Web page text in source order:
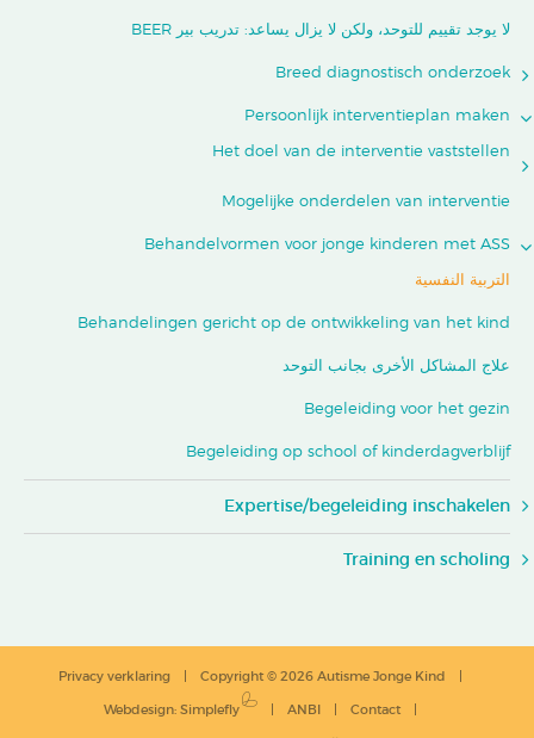
لا يوجد تقييم للتوحد، ولكن لا يزال يساعد: تدريب بير BEER
Breed diagnostisch onderzoek
Persoonlijk interventieplan maken
Het doel van de interventie vaststellen
Mogelijke onderdelen van interventie
Behandelvormen voor jonge kinderen met ASS
التربية النفسية
Behandelingen gericht op de ontwikkeling van het kind
علاج المشاكل الأخرى بجانب التوحد
Begeleiding voor het gezin
Begeleiding op school of kinderdagverblijf
Expertise/begeleiding inschakelen
Training en scholing
Copyright © 2026 Autisme Jonge Kind
Privacy verklaring
Contact
ANBI
Webdesign: Simplefly